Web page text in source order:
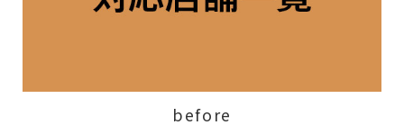
before